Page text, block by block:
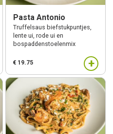
Pasta Antonio
Truffelsaus biefstukpuntjes,
lente ui, rode ui en
bospaddenstoelenmix
€ 19.75 +